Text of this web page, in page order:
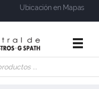
Ubicación en Mapas